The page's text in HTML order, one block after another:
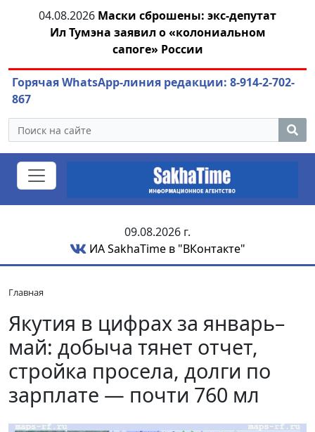
04.08.2026 Маски сброшены: экс-депутат
Ил Тумэна заявил о «колониальном
сапоге» России
Горячая WhatsApp-линия редакции: 8-914-2-702-
867
09.08.2026 г.
ИА SakhaTime в "ВКонтакте"
Главная
Якутия в цифрах за январь–
май: добыча тянет отчет,
стройка просела, долги по
зарплате — почти 760 мл